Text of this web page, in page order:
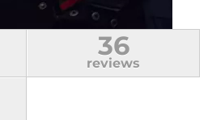
36
reviews